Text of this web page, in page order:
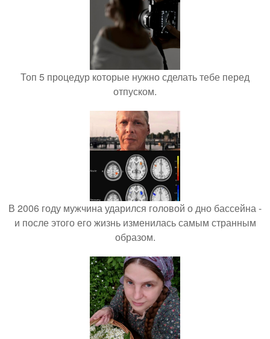
Топ 5 процедур которые нужно сделать тебе перед
отпуском.
В 2006 году мужчина ударился головой о дно бассейна -
и после этого его жизнь изменилась самым странным
образом.